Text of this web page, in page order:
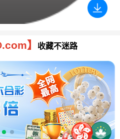
】 收藏不迷路